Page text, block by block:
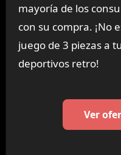
mayoría de los
con su compra. ¡No
juego de 3 piezas a
deportivos retro!
Ver